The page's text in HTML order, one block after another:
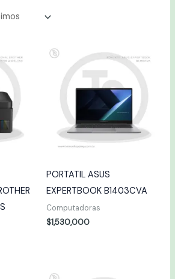
PORTATIL ASUS
EXPERTBOOK B1403CVA
Computadoras
$1,530,000